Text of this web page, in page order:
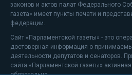
законов и актов палат Федерального
газета» имеет пункты печати и
федерации.
Сайт «Парламентской газеты» - это
достоверная информация о
деятельности депутатов и сенаторов.
сайта «Парламентской газеты»